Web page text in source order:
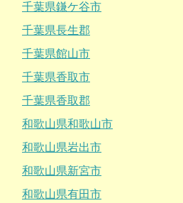
千葉県鎌ケ谷市
千葉県長生郡
千葉県館山市
千葉県香取市
千葉県香取郡
和歌山県和歌山市
和歌山県岩出市
和歌山県新宮市
和歌山県有田市